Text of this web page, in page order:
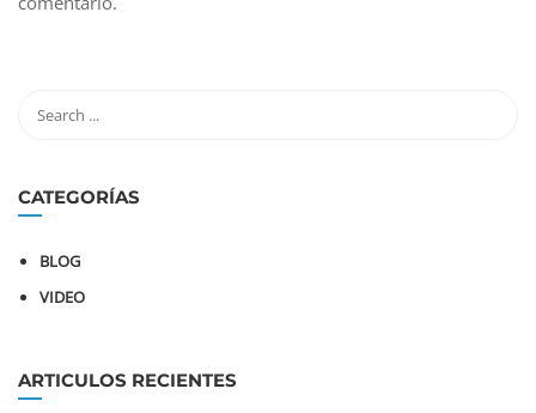
CATEGORÍAS
BLOG
VIDEO
ARTICULOS RECIENTES